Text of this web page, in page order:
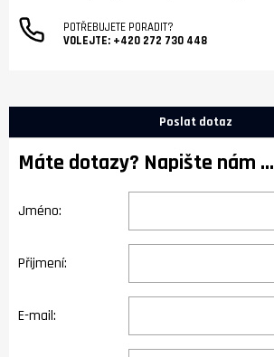
POTŘEBUJETE PORADIT?
VOLEJTE: +420 272 730 448
Poslat dotaz
Máte dotazy? Napište nám ...
Jméno:
Přijmení:
E-mail: